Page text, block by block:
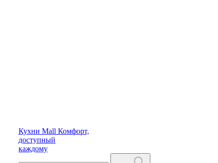
Кухни Mall Комфорт,
доступный
каждому